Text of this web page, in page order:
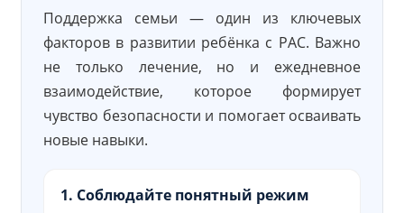
Поддержка семьи — один из ключевых
факторов в развитии ребёнка с РАС. Важно
не только лечение, но и ежедневное
взаимодействие, которое формирует
чувство безопасности и помогает осваивать
новые навыки.
1. Соблюдайте понятный режим